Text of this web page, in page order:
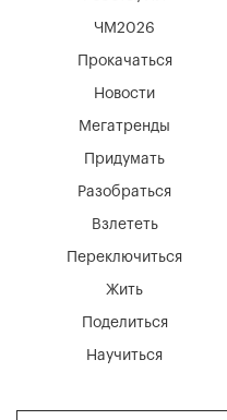
Мегатренды
Придумать
Разобраться
Взлететь
Новости
Переключиться
Жить
Поделиться
Научиться
ЧМ2026
Прокачаться